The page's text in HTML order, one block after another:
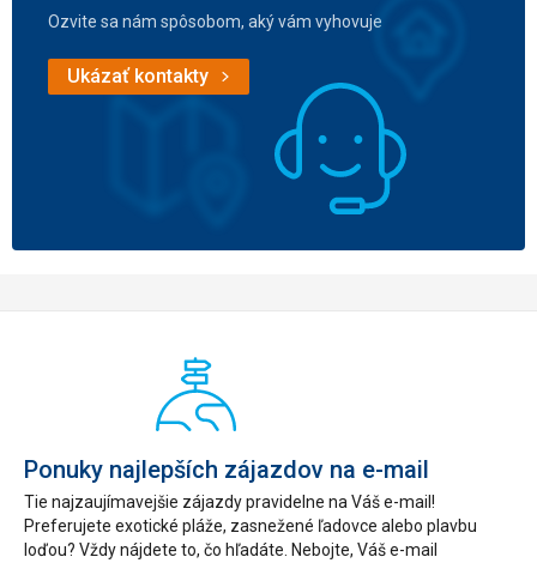
Ozvite sa nám spôsobom, aký vám vyhovuje
Ukázať kontakty
Ponuky najlepších zájazdov na e-mail
Tie najzaujímavejšie zájazdy pravidelne na Váš e-mail!
Preferujete exotické pláže, zasnežené ľadovce alebo plavbu
loďou? Vždy nájdete to, čo hľadáte. Nebojte, Váš e-mail